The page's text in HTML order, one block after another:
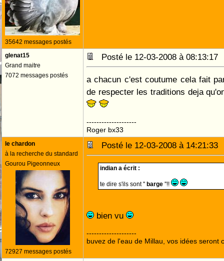
35642 messages postés
glenat15
Grand maitre
7072 messages postés
Posté le 12-03-2008 à
a chacun c'est coutume cela fait
de respecter les traditions deja
--------------------
Roger bx33
le chardon
à la recherche du standard
Gourou Pigeonneux
72927 messages postés
Posté le 12-03-2008 à
indian a écrit :
te dire s'ils sont '' barge ''!!
bien vu
--------------------
buvez de l'eau de Millau, vos idées seront